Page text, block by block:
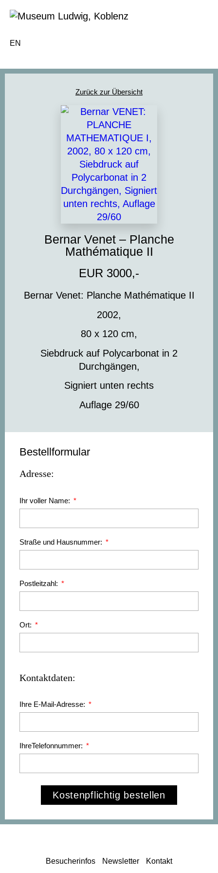
EN
Zurück zur Übersicht
Bernar Venet – Planche
Mathématique II
EUR 3000,-
Bernar Venet: Planche Mathématique II
2002,
80 x 120 cm,
Siebdruck auf Polycarbonat in 2
Durchgängen,
Signiert unten rechts
Auflage 29/60
Bestellformular
Adresse:
Ihr voller Name:
Straße und Hausnummer:
Postleitzahl:
Ort:
Kontaktdaten:
Ihre E-Mail-Adresse:
IhreTelefonnummer:
Kostenpflichtig bestellen
Besucherinfos Newsletter Kontakt